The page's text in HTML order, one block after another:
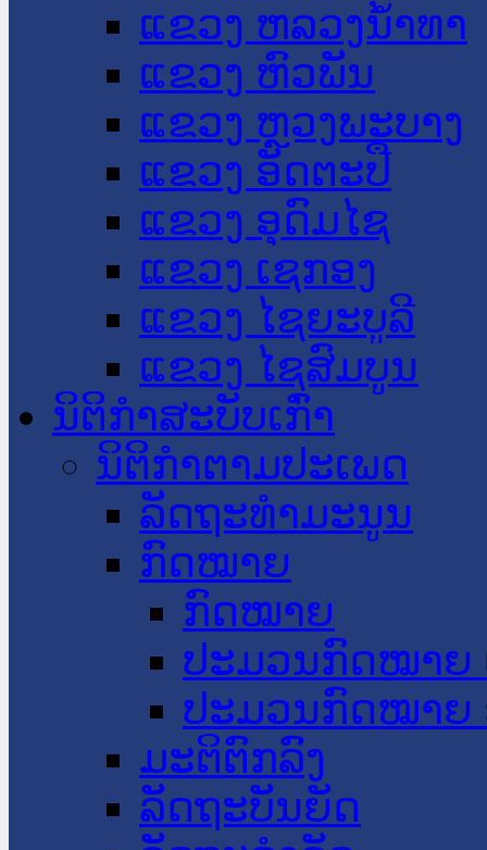
ແຂວງ ຫລວງນໍ້າທາ
ແຂວງ ຫົວພັນ
ແຂວງ ຫຼວງພະບາງ
ແຂວງ ອັດຕະປື
ແຂວງ ອຸດົມໄຊ
ແຂວງ ເຊກອງ
ແຂວງ ໄຊຍະບູລີ
ແຂວງ ໄຊສົມບູນ
ນິຕິກໍາສະບັບເກົ່າ
ນິຕິກຳຕາມປະເພດ
ລັດຖະທໍາມະນູນ
ກົດໝາຍ
ກົດໝາຍ
ປະມວນກົດໝາຍ
ປະມວນກົດໝາຍ
ມະຕິຕົກລົງ
ລັດຖະບັນຍັດ